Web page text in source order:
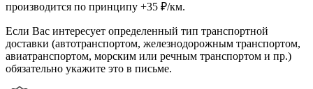
производится по принципу +35 ₽/км.
Если Вас интересует определенный тип транспортной
доставки (автотранспортом, железнодорожным транспортом,
авиатранспортом, морским или речным транспортом и пр.)
обязательно укажите это в письме.